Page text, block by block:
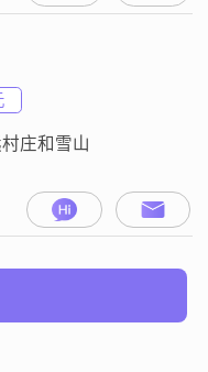
之间。我性格温柔体
总是愿意倾听他人
们关怀和支持。我
积极，热爱生活，
难，都能以积极的
庭对我来说非常重
庄和雪山